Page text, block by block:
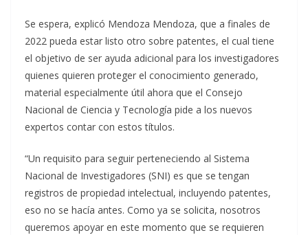
Se espera, explicó Mendoza Mendoza, que a finales de
2022 pueda estar listo otro sobre patentes, el cual tiene
el objetivo de ser ayuda adicional para los investigadores
quienes quieren proteger el conocimiento generado,
material especialmente útil ahora que el Consejo
Nacional de Ciencia y Tecnología pide a los nuevos
expertos contar con estos títulos.
“Un requisito para seguir perteneciendo al Sistema
Nacional de Investigadores (SNI) es que se tengan
registros de propiedad intelectual, incluyendo patentes,
eso no se hacía antes. Como ya se solicita, nosotros
queremos apoyar en este momento que se requieren